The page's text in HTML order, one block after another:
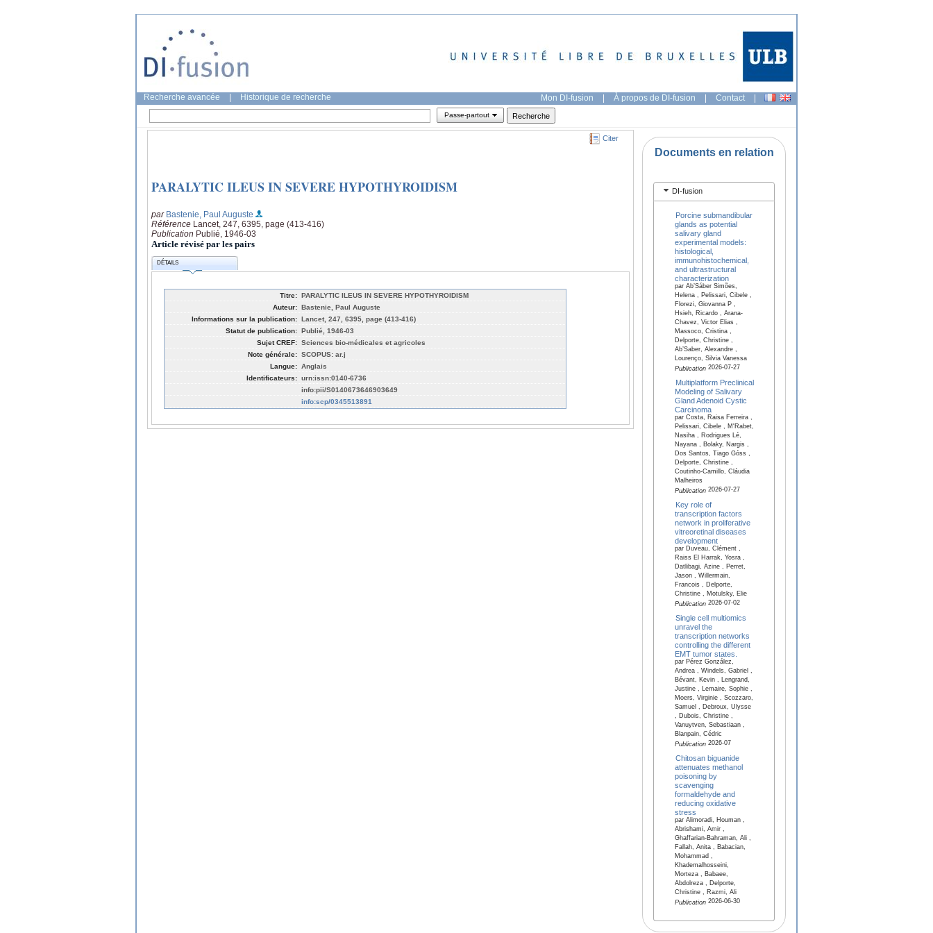
Recherche avancée Historique de recherche Mon DI-fusion | À propos de DI-fusion | Contact |
Passe-partout
Citer
PARALYTIC ILEUS IN SEVERE HYPOTHYROIDISM
par Bastenie, Paul Auguste
Référence Lancet, 247, 6395, page (413-416)
Publication Publié, 1946-03
Article révisé par les pairs
DÉTAILS
Titre: PARALYTIC ILEUS IN SEVERE HYPOTHYROIDISM
Auteur: Bastenie, Paul Auguste
Informations sur la publication: Lancet, 247, 6395, page (413-416)
Statut de publication: Publié, 1946-03
Sujet CREF: Sciences bio-médicales et agricoles
Note générale: SCOPUS: ar.j
Langue: Anglais
Identificateurs: urn:issn:0140-6736
info:pii/S0140673646903649
info:scp/0345513891
Documents en relation
DI-fusion
Porcine submandibular
glands as potential
salivary gland
experimental models:
histological,
immunohistochemical,
and ultrastructural
characterization
par Ab’Sáber Simões,
Helena , Pelissari, Cibele ,
Florezi, Giovanna P ,
Hsieh, Ricardo , Arana-
Chavez, Victor Elias ,
Massoco, Cristina ,
Delporte, Christine ,
Ab’Saber, Alexandre ,
Lourenço, Silvia Vanessa
Publication2026-07-27
Multiplatform Preclinical
Modeling of Salivary
Gland Adenoid Cystic
Carcinoma
par Costa, Raisa Ferreira ,
Pelissari, Cibele , M'Rabet,
Nasiha , Rodrigues Lé,
Nayana , Bolaky, Nargis ,
Dos Santos, Tiago Góss ,
Delporte, Christine ,
Coutinho-Camillo, Cláudia
Malheiros
Publication2026-07-27
Key role of
transcription factors
network in proliferative
vitreoretinal diseases
development
par Duveau, Clément ,
Raiss El Harrak, Yosra ,
Datlibagi, Azine , Perret,
Jason , Willermain,
Francois , Delporte,
Christine , Motulsky, Elie
Publication2026-07-02
Single cell multiomics
unravel the
transcription networks
controlling the different
EMT tumor states.
par Pérez González,
Andrea , Windels, Gabriel ,
Bévant, Kevin , Lengrand,
Justine , Lemaire, Sophie ,
Moers, Virginie , Scozzaro,
Samuel , Debroux, Ulysse
, Dubois, Christine ,
Vanuytven, Sebastiaan ,
Blanpain, Cédric
Publication2026-07
Chitosan biguanide
attenuates methanol
poisoning by
scavenging
formaldehyde and
reducing oxidative
stress
par Alimoradi, Houman ,
Abrishami, Amir ,
Ghaffarian-Bahraman, Ali ,
Fallah, Anita , Babacian,
Mohammad ,
Khademalhosseini,
Morteza , Babaee,
Abdolreza , Delporte,
Christine , Razmi, Ali
Publication2026-06-30